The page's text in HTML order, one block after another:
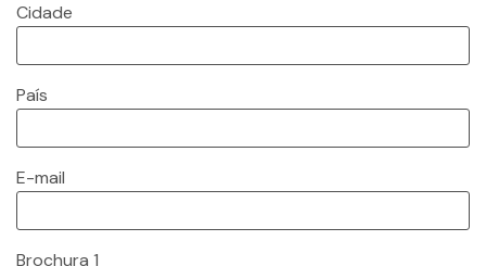
Cidade
País
E-mail
Brochura 1